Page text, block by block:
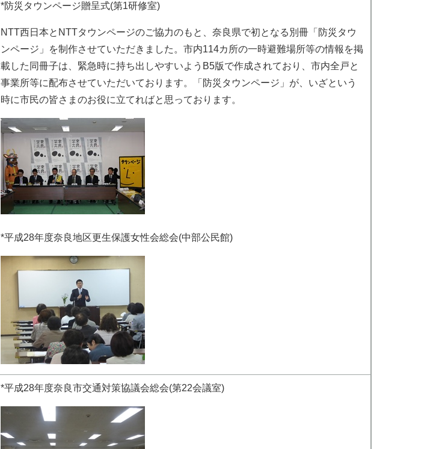
*防災タウンページ贈呈式(第1研修室)
NTT西日本とNTTタウンページのご協力のもと、奈良県で初となる別冊「防災タウ
ンページ」を制作させていただきました。市内114カ所の一時避難場所等の情報を掲
載した同冊子は、緊急時に持ち出しやすいようB5版で作成されており、市内全戸と
事業所等に配布させていただいております。「防災タウンページ」が、いざという
時に市民の皆さまのお役に立てればと思っております。
*平成28年度奈良地区更生保護女性会総会(中部公民館)
*平成28年度奈良市交通対策協議会総会(第22会議室)